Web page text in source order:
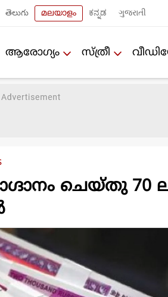
తెలుగు മലയാളം ಕನ್ನಡ ગુજરાતી
ആരോഗ്യം സ്ത്രീ
ചെയ്തു 70